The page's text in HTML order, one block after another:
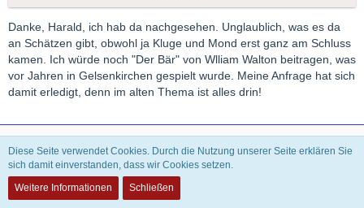
LG
Danke, Harald, ich hab da nachgesehen. Unglaublich, was es da
an Schätzen gibt, obwohl ja Kluge und Mond erst ganz am Schluss
kamen. Ich würde noch "Der Bär" von Wlliam Walton beitragen, was
vor Jahren in Gelsenkirchen gespielt wurde. Meine Anfrage hat sich
damit erledigt, denn im alten Thema ist alles drin!
INAKTIV
Diese Seite verwendet Cookies. Durch die Nutzung unserer Seite erklären Sie
sich damit einverstanden, dass wir Cookies setzen.
Weitere Informationen
Schließen